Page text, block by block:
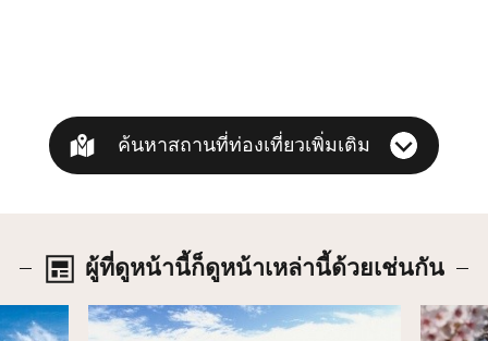
ค้นหาสถานที่ท่องเที่ยวเพิ่มเติม
ผู้ที่ดูหน้านี้ก็ดูหน้าเหล่านี้ด้วยเช่นกัน
รายละเอียด รายละ